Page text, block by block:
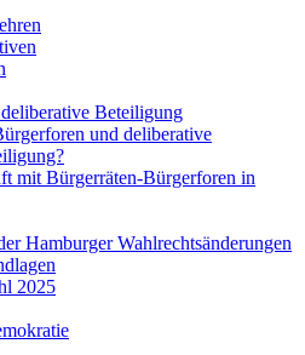
Beteiligung
und deliberative
mit Bürgerräten-Bürgerforen in
Hamburger Wahlrechtsänderungen
2025